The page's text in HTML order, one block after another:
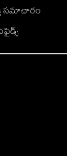
సమాచారం